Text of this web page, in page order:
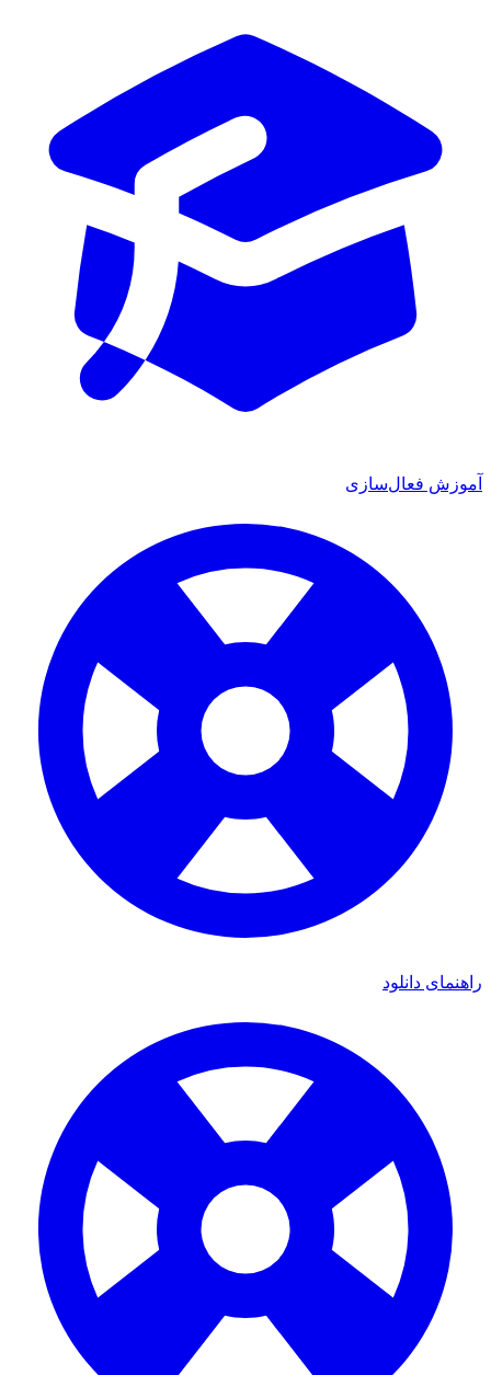
آموزش فعال‌سازی
راهنمای دانلود